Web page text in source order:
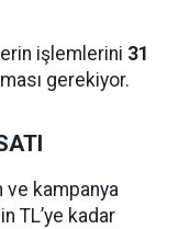
işlemlerini 31
gerekiyor.
kampanya
TL’ye kadar